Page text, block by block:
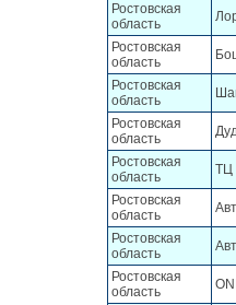
Ростовская
область
Ростовская
область
Ростовская
область
Ростовская
область
Ростовская
область
ТЦ
Ростовская
область
Ростовская
область
Ростовская
область